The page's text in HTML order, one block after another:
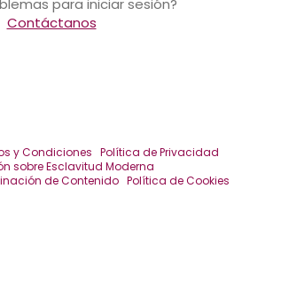
para iniciar sesión?
Contáctanos
y Condiciones Política de Privacidad
sobre Esclavitud Moderna
de Contenido Política de Cookies